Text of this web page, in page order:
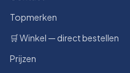
Topmerken
🛒 Winkel — direct bestellen
Prijzen